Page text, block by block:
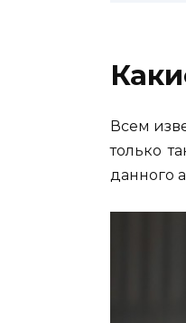
Всем
только
данного